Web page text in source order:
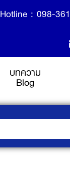
Hotline : 098-
บทความ
Blog